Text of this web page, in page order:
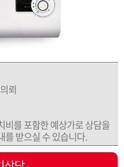
뢰
비를 포함한 예상가로 상담을
를 받으실 수 있습니다.